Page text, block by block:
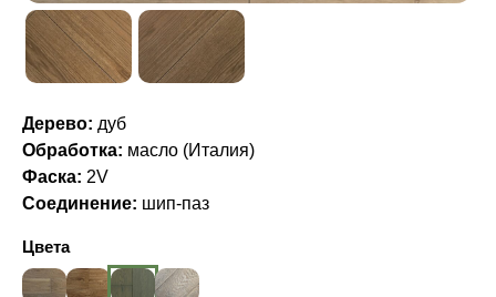
Дерево: дуб
Обработка: масло (Италия)
Фаска: 2V
Соединение: шип-паз
Цвета